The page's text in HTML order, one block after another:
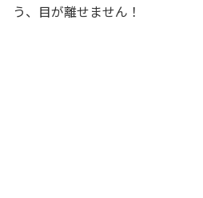
う、目が離せません！